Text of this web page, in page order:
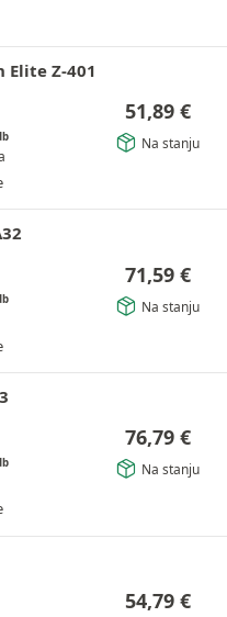
Elite Z-401
51,89 €
Na stanju
71,59 €
Na stanju
76,79 €
Na stanju
54,79 €